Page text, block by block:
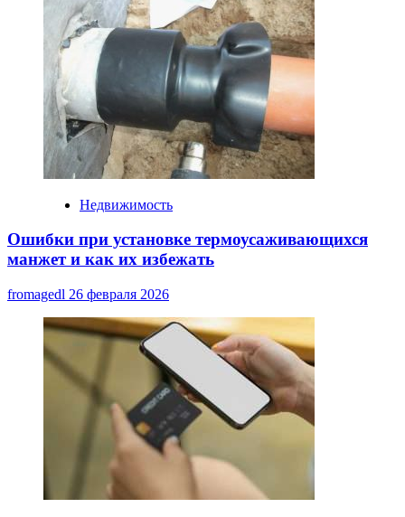
Недвижимость
Ошибки при установке термоусаживающихся
манжет и как их избежать
fromagedl 26 февраля 2026